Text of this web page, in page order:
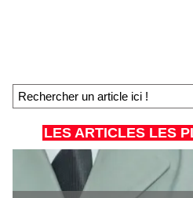
LES ARTICLES LES